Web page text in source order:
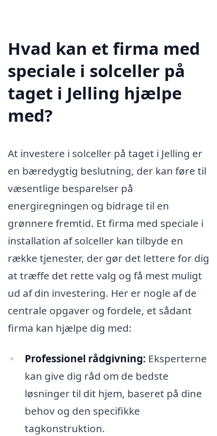
Hvad kan et firma med
speciale i solceller på
taget i Jelling hjælpe
med?
At investere i solceller på taget i Jelling er
en bæredygtig beslutning, der kan føre til
væsentlige besparelser på
energiregningen og bidrage til en
grønnere fremtid. Et firma med speciale i
installation af solceller kan tilbyde en
række tjenester, der gør det lettere for dig
at træffe det rette valg og få mest muligt
ud af din investering. Her er nogle af de
centrale opgaver og fordele, et sådant
firma kan hjælpe dig med:
Professionel rådgivning: Eksperterne
kan give dig råd om de bedste
løsninger til dit hjem, baseret på dine
behov og den specifikke
tagkonstruktion.